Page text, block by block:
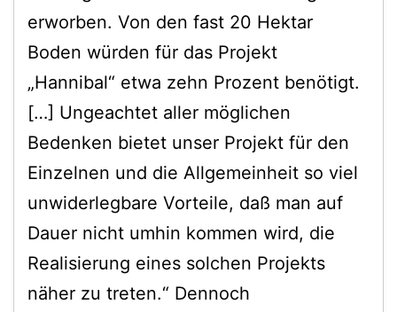
erworben. Von den fast 20 Hektar
Boden würden für das Projekt
„Hannibal“ etwa zehn Prozent benötigt.
[…] Ungeachtet aller möglichen
Bedenken bietet unser Projekt für den
Einzelnen und die Allgemeinheit so viel
unwiderlegbare Vorteile, daß man auf
Dauer nicht umhin kommen wird, die
Realisierung eines solchen Projekts
näher zu treten.“ Dennoch